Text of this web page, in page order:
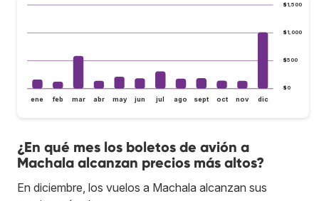
$0
$500
$1,000
$1,500
ene feb mar abr may jun jul ago sept oct nov dic
¿En qué mes los boletos de avión a
Machala alcanzan precios más altos?
En diciembre, los vuelos a Machala alcanzan sus